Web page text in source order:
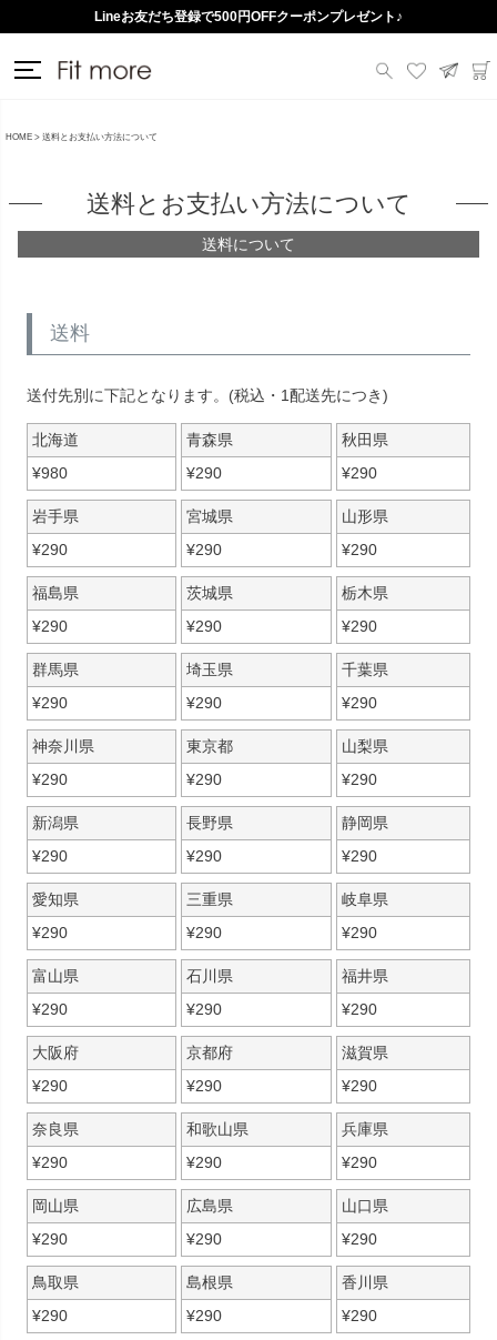
Lineお友だち登録で500円OFFクーポンプレゼント♪
送料一律290円（北海道・沖縄・一部地域除く）
HOME 送料とお支払い方法について
送料とお支払い方法について
送料について
送料
送付先別に下記となります。(税込・1配送先につき)
北海道
¥980
青森県
¥290
秋田県
¥290
岩手県
¥290
宮城県
¥290
山形県
¥290
福島県
¥290
茨城県
¥290
栃木県
¥290
群馬県
¥290
埼玉県
¥290
千葉県
¥290
神奈川県
¥290
東京都
¥290
山梨県
¥290
新潟県
¥290
長野県
¥290
静岡県
¥290
愛知県
¥290
三重県
¥290
岐阜県
¥290
富山県
¥290
石川県
¥290
福井県
¥290
大阪府
¥290
京都府
¥290
滋賀県
¥290
奈良県
¥290
和歌山県
¥290
兵庫県
¥290
岡山県
¥290
広島県
¥290
山口県
¥290
鳥取県
¥290
島根県
¥290
香川県
¥290